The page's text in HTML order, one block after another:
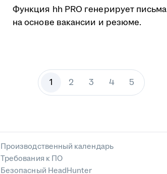
Функция hh PRO генерирует письма
на основе вакансии и резюме.
1 2 3 4 5
Производственный календарь
Требования к ПО
Безопасный HeadHunter